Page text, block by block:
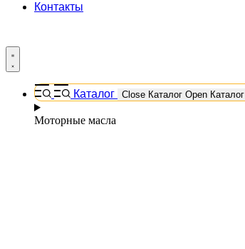
Контакты
Каталог Close Каталог Open Каталог
Моторные масла